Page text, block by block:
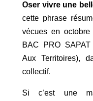
Oser vivre une
cette phrase
vécues en
BAC PRO
Aux Territoires),
collectif.
Si c’est une